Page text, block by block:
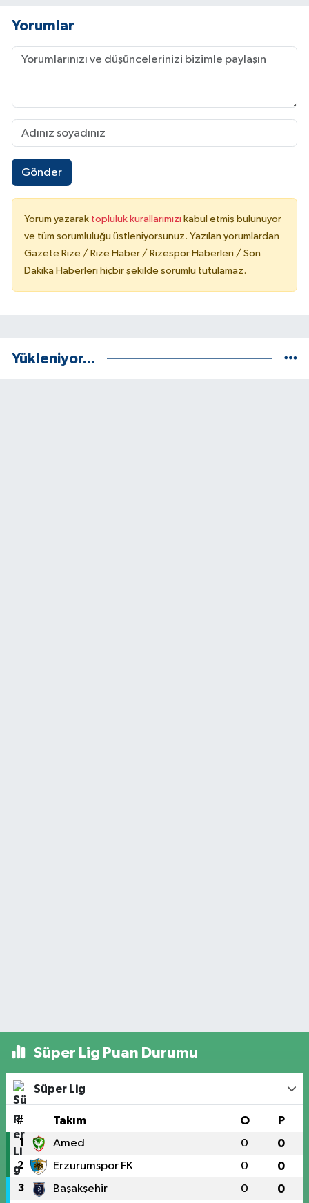
Yorumlar
Gönder
Yorum yazarak topluluk kurallarımızı kabul etmiş bulunuyor
ve tüm sorumluluğu üstleniyorsunuz. Yazılan yorumlardan
Gazete Rize / Rize Haber / Rizespor Haberleri / Son
Dakika Haberleri hiçbir şekilde sorumlu tutulamaz.
Yükleniyor...
Süper Lig Puan Durumu
Süper Lig
# Takım O P
1 Amed 0 0
2 Erzurumspor FK 0 0
3 Başakşehir 0 0